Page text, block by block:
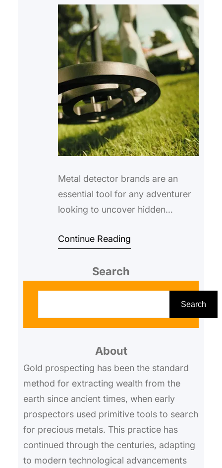
Metal detector brands are an
essential tool for any adventurer
looking to uncover hidden
choosing the best metal detector
Continue Reading
Search
h
Search
About
Gold prospecting has been the standard
method for extracting wealth from the
earth since ancient times, when early
prospectors used primitive tools to search
for precious metals. This practice has
continued through the centuries, adapting
to modern technological advancements